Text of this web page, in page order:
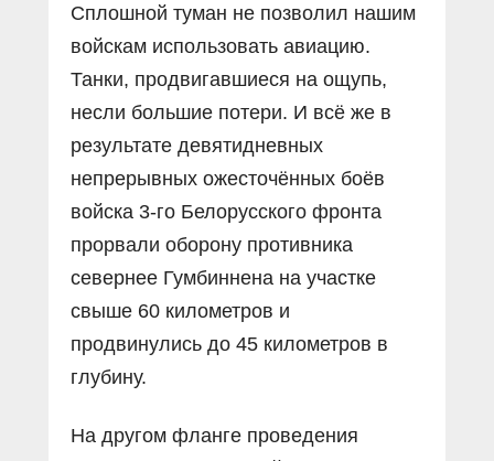
Сплошной туман не позволил нашим
войскам использовать авиацию.
Танки, продвигавшиеся на ощупь,
несли большие потери. И всё же в
результате девятидневных
непрерывных ожесточённых боёв
войска 3-го Белорусского фронта
прорвали оборону противника
севернее Гумбиннена на участке
свыше 60 километров и
продвинулись до 45 километров в
глубину.
На другом фланге проведения